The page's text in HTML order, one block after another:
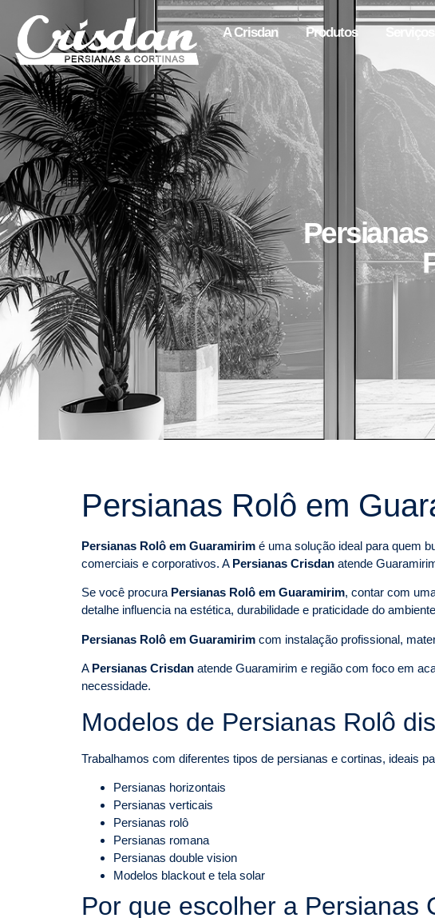
A Crisdan Produtos
Persianas
Persianas Rolô em
Persianas Rolô em Guaramirim é uma solução ideal para quem
comerciais e corporativos. A Persianas Crisdan atende
Se você procura Persianas Rolô em Guaramirim, contar com
detalhe influencia na estética, durabilidade e praticidade do
Persianas Rolô em Guaramirim com instalação profissional,
A Persianas Crisdan atende Guaramirim e região com foco em
necessidade.
Modelos de Persianas Rolô
Trabalhamos com diferentes tipos de persianas e cortinas, ideais
Persianas horizontais
Persianas verticais
Persianas rolô
Persianas romana
Persianas double vision
Modelos blackout e tela solar
Por que escolher a Persianas